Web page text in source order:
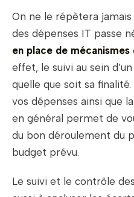
On ne le répètera
des dépenses IT passe
en place de
effet, le suivi au sein
quelle que soit sa
vos dépenses ainsi que
en général permet de
du bon déroulement du
budget prévu.
Le suivi et le contrôle